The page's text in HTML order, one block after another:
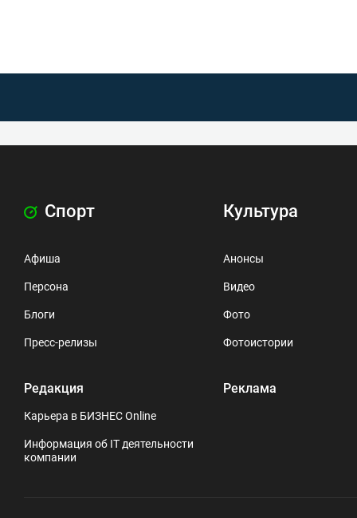
Спорт
Афиша
Персона
Блоги
Пресс-релизы
Редакция
Карьера в БИЗНЕС Online
Информация об IT деятельности
компании
Культура
Анонсы
Видео
Фото
Фотоистории
Реклама